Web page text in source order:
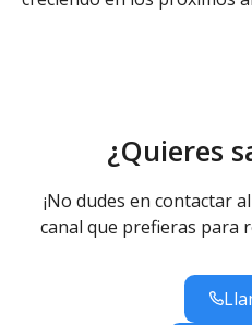
¿Quieres
¡No dudes en contactar
canal que prefieras para